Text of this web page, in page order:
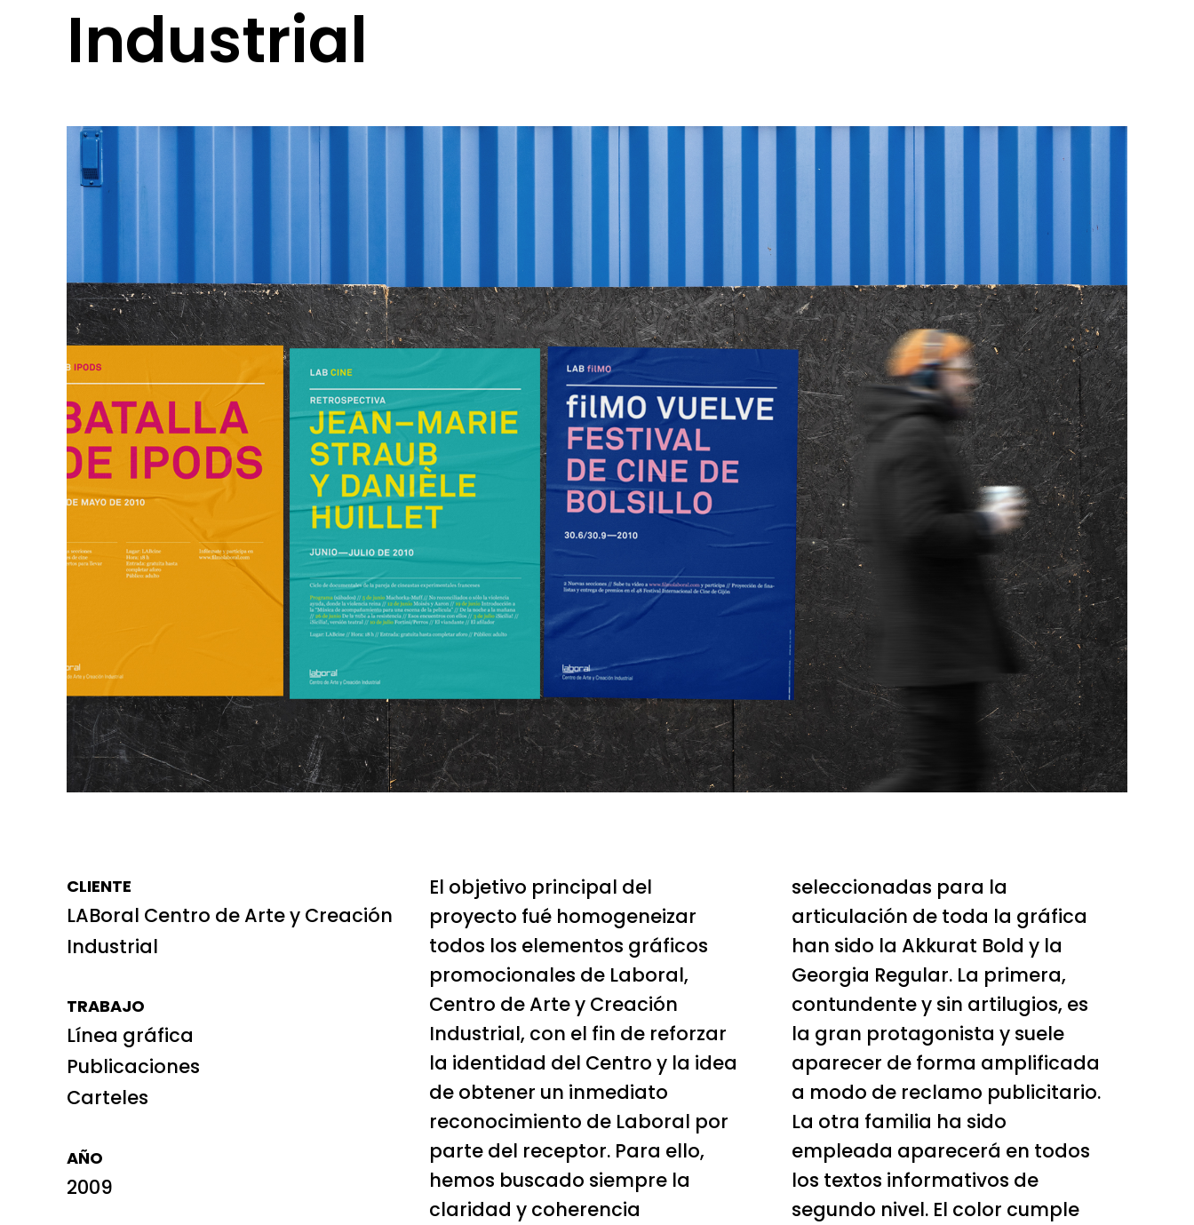
Industrial
CLIENTE
LABoral Centro de Arte y Creación
Industrial
TRABAJO
Línea gráfica
Publicaciones
Carteles
AÑO
2009
El objetivo principal del
proyecto fué homogeneizar
todos los elementos gráficos
promocionales de Laboral,
Centro de Arte y Creación
Industrial, con el fin de reforzar
la identidad del Centro y la idea
de obtener un inmediato
reconocimiento de Laboral por
parte del receptor. Para ello,
hemos buscado siempre la
claridad y coherencia
seleccionadas para la
articulación de toda la gráfica
han sido la Akkurat Bold y la
Georgia Regular. La primera,
contundente y sin artilugios, es
la gran protagonista y suele
aparecer de forma amplificada
a modo de reclamo publicitario.
La otra familia ha sido
empleada aparecerá en todos
los textos informativos de
segundo nivel. El color cumple